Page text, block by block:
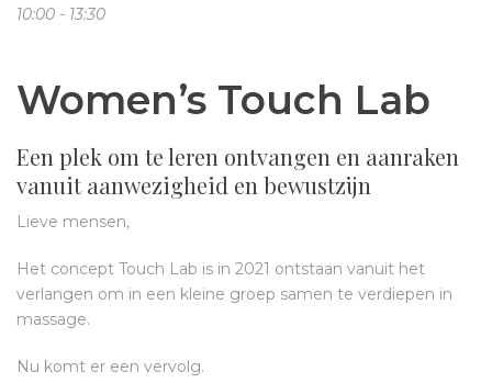
10:00 - 13:30
Women’s Touch Lab
Een plek om te leren ontvangen en aanraken
vanuit aanwezigheid en bewustzijn
Lieve mensen,
Het concept Touch Lab is in 2021 ontstaan vanuit het
verlangen om in een kleine groep samen te verdiepen in
massage.
Nu komt er een vervolg.